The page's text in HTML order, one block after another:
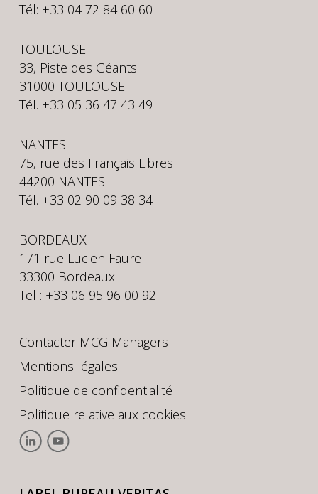
Tél: +33 04 72 84 60 60
TOULOUSE
33, Piste des Géants
31000 TOULOUSE
Tél. +33 05 36 47 43 49
NANTES
75, rue des Français Libres
44200 NANTES
Tél. +33 02 90 09 38 34
BORDEAUX
171 rue Lucien Faure
33300 Bordeaux
Tel : +33 06 95 96 00 92
Contacter MCG Managers
Mentions légales
Politique de confidentialité
Politique relative aux cookies